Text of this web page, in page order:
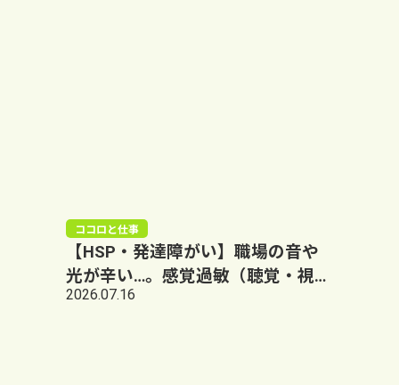
ココロと仕事
【HSP・発達障がい】職場の音や
光が辛い…。感覚過敏（聴覚・視
覚）による泥のような疲労を防ぐ
2026.07.16